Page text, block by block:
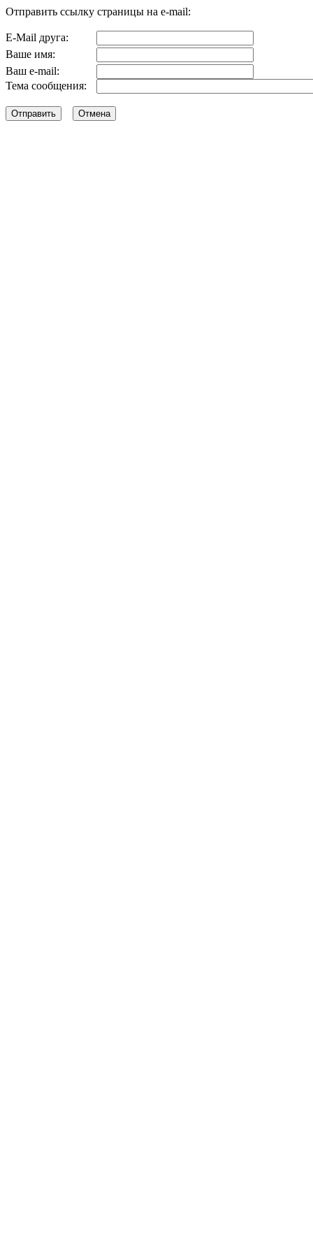
Отправить ссылку страницы на e-mail:
E-Mail друга:
Ваше имя:
Ваш e-mail:
Тема сообщения: